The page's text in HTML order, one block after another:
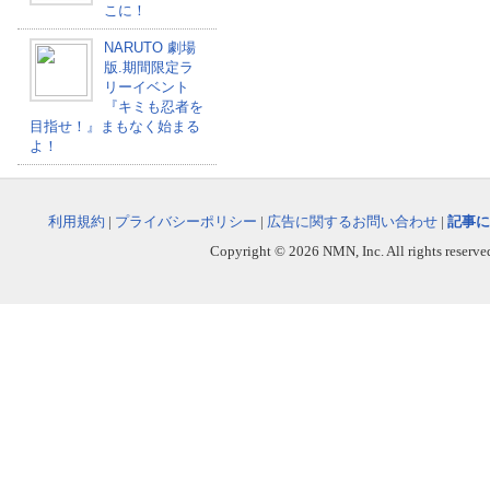
こに！
NARUTO 劇場
版.期間限定ラ
リーイベント
『キミも忍者を
目指せ！』まもなく始まる
よ！
利用規約 | プライバシーポリシー | 広告に関するお問い合わせ | 記事
Copyright © 2026 NMN, Inc. All rights